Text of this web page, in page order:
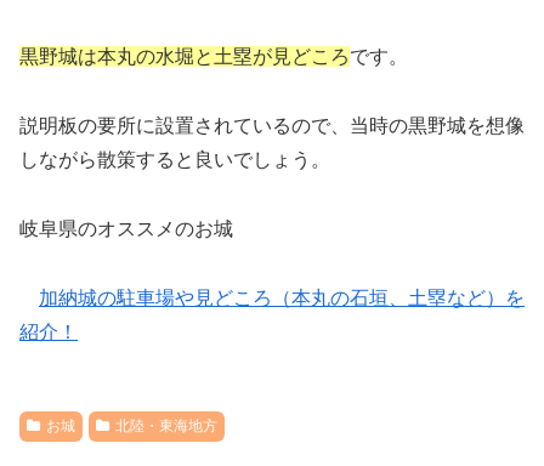
黒野城は本丸の水堀と土塁が見どころです。
説明板の要所に設置されているので、当時の黒野城を想像
しながら散策すると良いでしょう。
岐阜県のオススメのお城
加納城の駐車場や見どころ（本丸の石垣、土塁など）を
紹介！
お城 北陸・東海地方